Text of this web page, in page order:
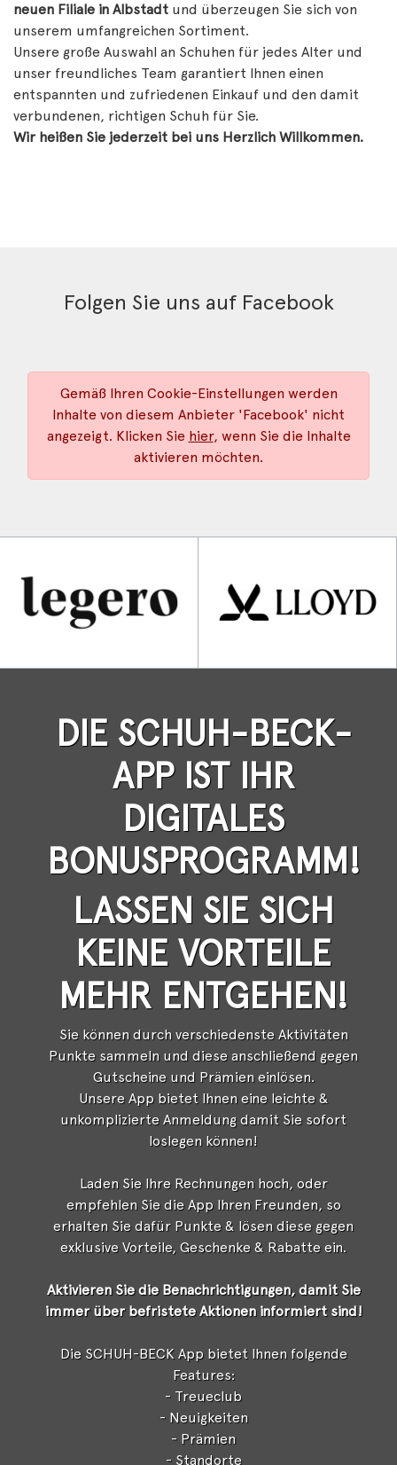
neuen Filiale in Albstadt und überzeugen Sie sich von
unserem umfangreichen Sortiment.
Unsere große Auswahl an Schuhen für jedes Alter und
unser freundliches Team garantiert Ihnen einen
entspannten und zufriedenen Einkauf und den damit
verbundenen, richtigen Schuh für Sie.
Wir heißen Sie jederzeit bei uns Herzlich Willkommen.
Folgen Sie uns auf Facebook
Gemäß Ihren Cookie-Einstellungen werden
Inhalte von diesem Anbieter 'Facebook' nicht
angezeigt. Klicken Sie hier, wenn Sie die Inhalte
aktivieren möchten.
DIE SCHUH-BECK-
APP IST IHR
DIGITALES
BONUSPROGRAMM!
LASSEN SIE SICH
KEINE VORTEILE
MEHR ENTGEHEN!
Sie können durch verschiedenste Aktivitäten
Punkte sammeln und diese anschließend gegen
Gutscheine und Prämien einlösen.
Unsere App bietet Ihnen eine leichte &
unkomplizierte Anmeldung damit Sie sofort
loslegen können!
Laden Sie Ihre Rechnungen hoch, oder
empfehlen Sie die App Ihren Freunden, so
erhalten Sie dafür Punkte & lösen diese gegen
exklusive Vorteile, Geschenke & Rabatte ein.
Aktivieren Sie die Benachrichtigungen, damit Sie
immer über befristete Aktionen informiert sind!
Die SCHUH-BECK App bietet Ihnen folgende
Features:
- Treueclub
- Neuigkeiten
- Prämien
- Standorte